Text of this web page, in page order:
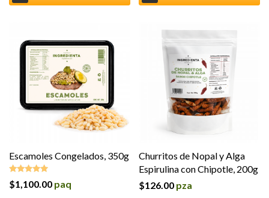
Escamoles Congelados, 350g
Valorado en
$1,100.00 paq
Churritos de Nopal y Alga
Espirulina con Chipotle, 200g
$126.00 pza